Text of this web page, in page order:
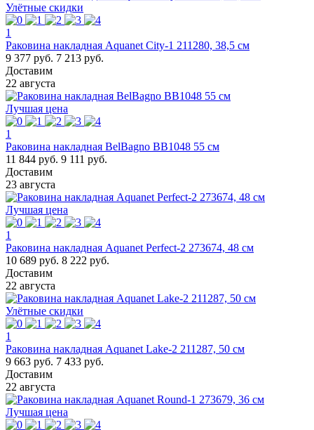
Улётные скидки
1
Раковина накладная Aquanet City-1 211280, 38,5 см
9 377 руб. 7 213 руб.
Доставим
22 августа
Лучшая цена
1
Раковина накладная BelBagno BB1048 55 см
11 844 руб. 9 111 руб.
Доставим
23 августа
Лучшая цена
1
Раковина накладная Aquanet Perfect-2 273674, 48 см
10 689 руб. 8 222 руб.
Доставим
22 августа
Улётные скидки
1
Раковина накладная Aquanet Lake-2 211287, 50 см
9 663 руб. 7 433 руб.
Доставим
22 августа
Лучшая цена